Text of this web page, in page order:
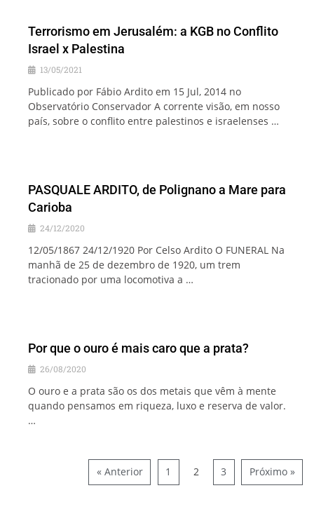
Terrorismo em Jerusalém: a KGB no Conflito
Israel x Palestina
13/05/2021
Publicado por Fábio Ardito em 15 Jul, 2014 no
Observatório Conservador A corrente visão, em nosso
país, sobre o conflito entre palestinos e israelenses …
PASQUALE ARDITO, de Polignano a Mare para
Carioba
24/12/2020
12/05/1867 24/12/1920 Por Celso Ardito O FUNERAL Na
manhã de 25 de dezembro de 1920, um trem
tracionado por uma locomotiva a …
Por que o ouro é mais caro que a prata?
26/08/2020
O ouro e a prata são os dos metais que vêm à mente
quando pensamos em riqueza, luxo e reserva de valor.
…
« Anterior 1 2 3 Próximo »